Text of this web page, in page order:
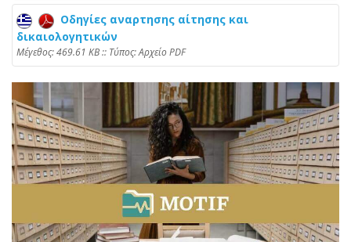
Οδηγίες αναρτησης αίτησης και
δικαιολογητικών
Mέγεθος: 469.61 KB :: Τύπος: Αρχείο PDF